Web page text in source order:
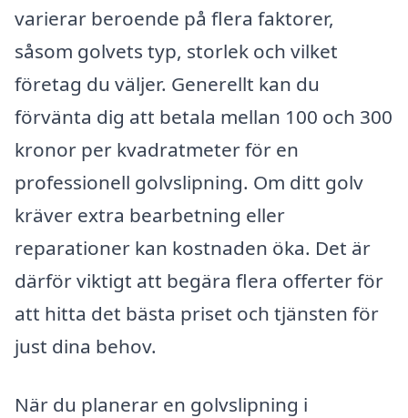
varierar beroende på flera faktorer,
såsom golvets typ, storlek och vilket
företag du väljer. Generellt kan du
förvänta dig att betala mellan 100 och 300
kronor per kvadratmeter för en
professionell golvslipning. Om ditt golv
kräver extra bearbetning eller
reparationer kan kostnaden öka. Det är
därför viktigt att begära flera offerter för
att hitta det bästa priset och tjänsten för
just dina behov.
När du planerar en golvslipning i